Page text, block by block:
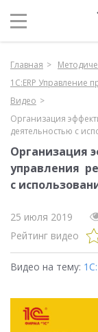
Главная
1С:ERP Управление
Видео
Организация
деятельностью с
Организация
управления
с
25 июля 2019
Рейтинг видео
Видео на тему: